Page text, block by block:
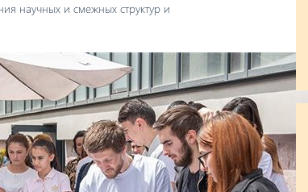
научных и смежных структур и